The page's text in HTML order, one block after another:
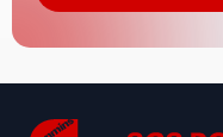
Nakliye Yüksekliği:
Nakliye Uzunluğu: